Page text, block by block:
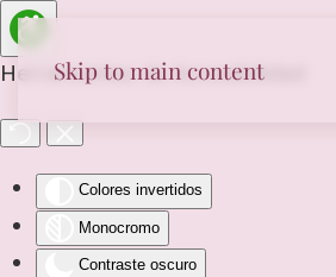
Herramientas de Accesibilidad
Colores invertidos
Monocromo
Contraste oscuro
Skip to main content